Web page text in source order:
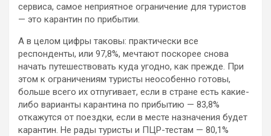
сервиса, самое неприятное ограничение для туристов
— это карантин по прибытии.
А в целом цифры таковы: практически все
респонденты, или 97,8%, мечтают поскорее снова
начать путешествовать куда угодно, как прежде. При
этом к ограничениям туристы неособенно готовы,
больше всего их отпугивает, если в стране есть какие-
либо варианты карантина по прибытию — 83,8%
откажутся от поездки, если в месте назначения будет
карантин. Не рады туристы и ПЦР-тестам — 80,1%